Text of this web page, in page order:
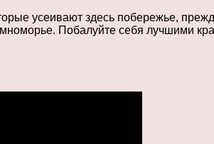
усеивают здесь побережье,
Побалуйте себя лучшими